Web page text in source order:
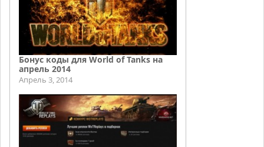
Бонус коды для World of Tanks на
апрель 2014
Апрель 3, 2014